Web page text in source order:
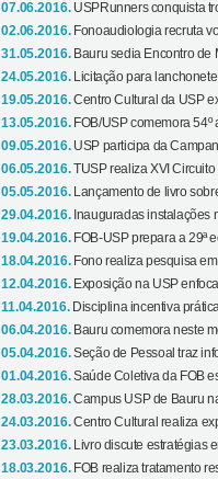
07.06.2016. USPRunners conquista
02.06.2016. Fonoaudiologia recruta
31.05.2016. Bauru sedia Encontro de
24.05.2016.
Licitação para
19.05.2016.Centro Cultural da USP
13.05.2016. FOB/USP comemora
09.05.2016. USP participa da
06.05.2016.TUSP realiza XVI Circuito
05.05.2016.
Lançamento de livro
29.04.2016. Inauguradas instalações
19.04.2016. FOB-USP prepara a 29ª
18.04.2016. Fono realiza pesquisa
12.04.2016. Exposição na USP
11.04.2016. Disciplina incentiva
06.04.2016. Bauru comemora neste
05.04.2016.Seção de Pessoal traz
01.04.2016.Saúde Coletiva da FOB
28.03.2016.Campus USP de Bauru
24.03.2016.Centro Cultural realiza
23.03.2016.
Livro discute estratégias
18.03.2016. FOB realiza tratamento